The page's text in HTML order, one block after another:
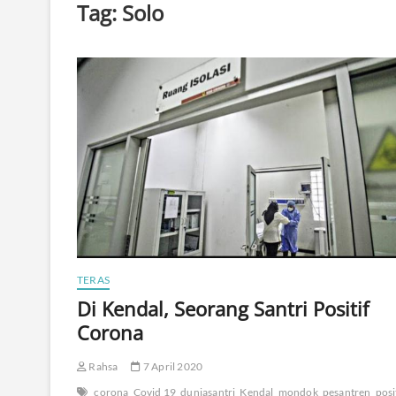
Tag: Solo
TERAS
Di Kendal, Seorang Santri Positif
Corona
Rahsa
7 April 2020
corona Covid 19 duniasantri Kendal mondok pesantren